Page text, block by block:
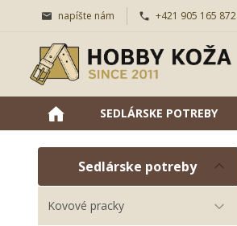
napíšte nám +421 905 165 872
SEDLÁRSKE POTREBY
Sedlárske potreby
Kovové pracky